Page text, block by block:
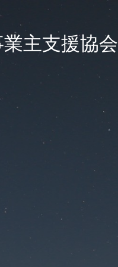
主支援協会